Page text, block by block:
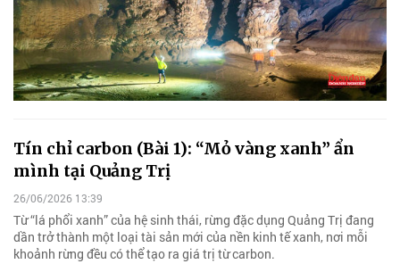
Tín chỉ carbon (Bài 1): “Mỏ vàng xanh” ẩn
mình tại Quảng Trị
26/06/2026 13:39
Từ “lá phổi xanh” của hệ sinh thái, rừng đặc dụng Quảng Trị đang
dần trở thành một loại tài sản mới của nền kinh tế xanh, nơi mỗi
khoảnh rừng đều có thể tạo ra giá trị từ carbon.